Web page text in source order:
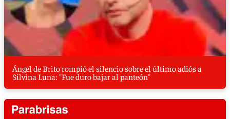
Ángel de Brito rompió el silencio sobre el último adiós a
Silvina Luna: "Fue duro bajar al panteón"